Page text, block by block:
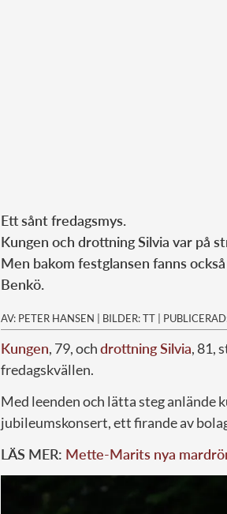
Ett sånt fredagsmys.
Kungen och drottning Silvia var på
Men bakom festglansen fanns
Benkö.
AV: PETER HANSEN | BILDER: TT |
Kungen, 79, ochdrottning Silvia, 81,
fredagskvällen.
Med leenden och lätta steg anlände
jubileumskonsert, ett firande av
LÄS MER: Mette-Marits nya